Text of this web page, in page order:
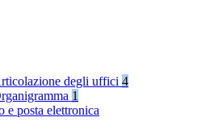
degli uffici 4
1
e posta elettronica